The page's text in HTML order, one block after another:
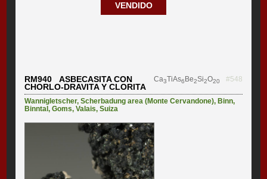
VENDIDO
RM940 ASBECASITA CON
CHORLO-DRAVITA Y CLORITA
Ca3TiAs6 Be2Si2O20 #548
Wannigletscher,Scherbadung area (Monte Cervandone), Binn,
Binntal,Goms,Valais,Suiza